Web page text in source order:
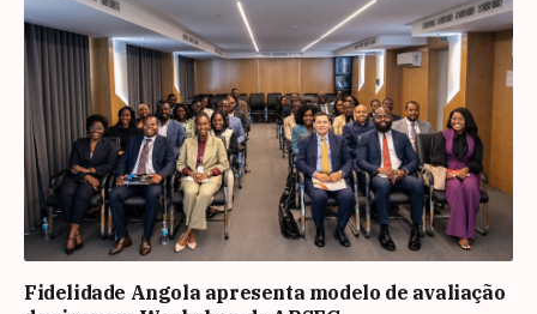
Fidelidade Angola apresenta modelo de avaliação